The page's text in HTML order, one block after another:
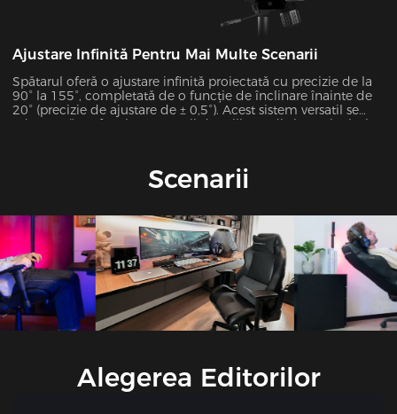
Ajustare Infinită Pentru Mai Multe Scenarii
Spătarul oferă o ajustare infinită proiectată cu precizie de la
90° la 155°, completată de o funcție de înclinare înainte de
20° (precizie de ajustare de ± 0,5°). Acest sistem versatil se
adaptează perfect la 7 scenarii de utilizare distincte, inclusiv
Scenarii
Alegerea Editorilor